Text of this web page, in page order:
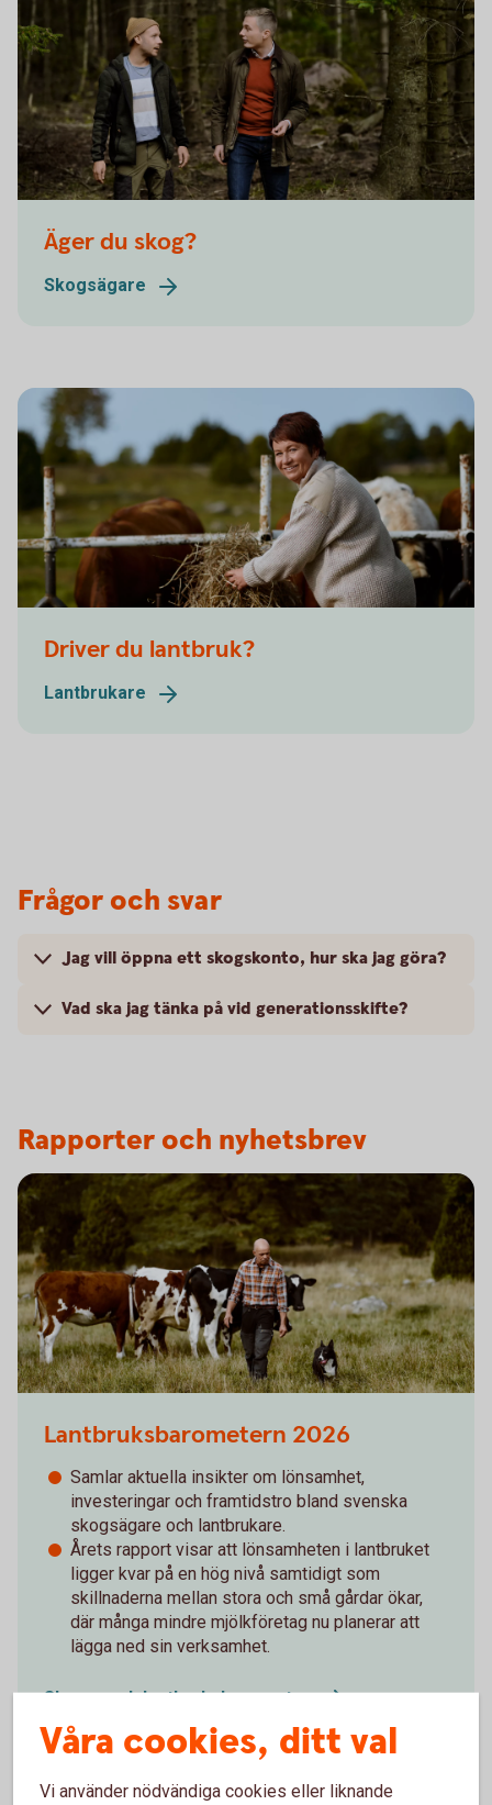
Äger du skog?
Skogsägare
Driver du lantbruk?
Lantbrukare
Frågor och svar
Jag vill öppna ett skogskonto, hur ska jag göra?
Vad ska jag tänka på vid generationsskifte?
Rapporter och nyhetsbrev
Lantbruksbarometern 2026
Samlar aktuella insikter om lönsamhet,
investeringar och framtidstro bland svenska
skogsägare och lantbrukare.
Årets rapport visar att lönsamheten i lantbruket
ligger kvar på en hög nivå samtidigt som
skillnaderna mellan stora och små gårdar ökar,
där många mindre mjölkföretag nu planerar att
lägga ned sin verksamhet.
Skogs- ochlantbruksbarometrar
Våra cookies, ditt val
Vi använder nödvändiga cookies eller liknande